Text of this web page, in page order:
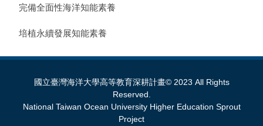
完備全面性海洋知能素養
培植永續發展知能素養
國立臺灣海洋大學高等教育深耕計畫© 2023 All Rights
Reserved.
National Taiwan Ocean University Higher Education Sprout
Project